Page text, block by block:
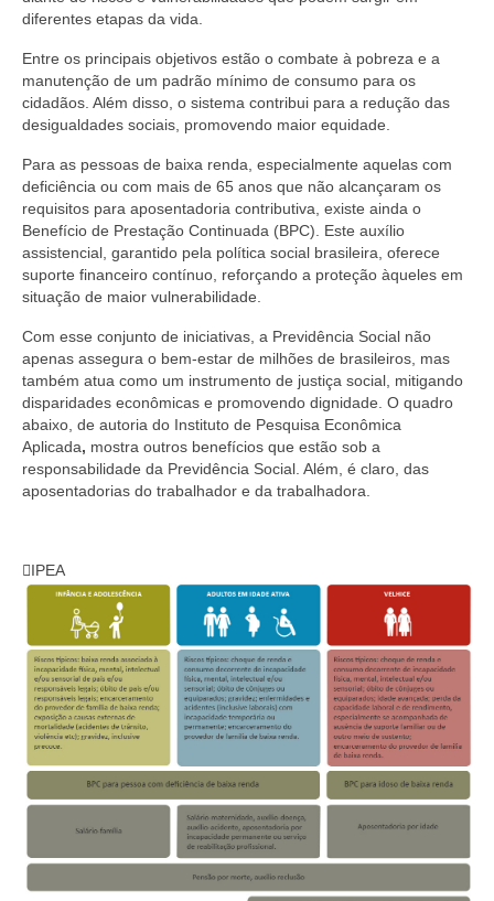
diferentes etapas da vida.
Entre os principais objetivos estão o combate à pobreza e a
manutenção de um padrão mínimo de consumo para os
cidadãos. Além disso, o sistema contribui para a redução das
desigualdades sociais, promovendo maior equidade.
Para as pessoas de baixa renda, especialmente aquelas com
deficiência ou com mais de 65 anos que não alcançaram os
requisitos para aposentadoria contributiva, existe ainda o
Benefício de Prestação Continuada (BPC). Este auxílio
assistencial, garantido pela política social brasileira, oferece
suporte financeiro contínuo, reforçando a proteção àqueles em
situação de maior vulnerabilidade.
Com esse conjunto de iniciativas, a Previdência Social não
apenas assegura o bem-estar de milhões de brasileiros, mas
também atua como um instrumento de justiça social, mitigando
disparidades econômicas e promovendo dignidade. O quadro
abaixo, de autoria do Instituto de Pesquisa Econômica
Aplicada, mostra outros benefícios que estão sob a
responsabilidade da Previdência Social. Além, é claro, das
aposentadorias do trabalhador e da trabalhadora.
IPEA